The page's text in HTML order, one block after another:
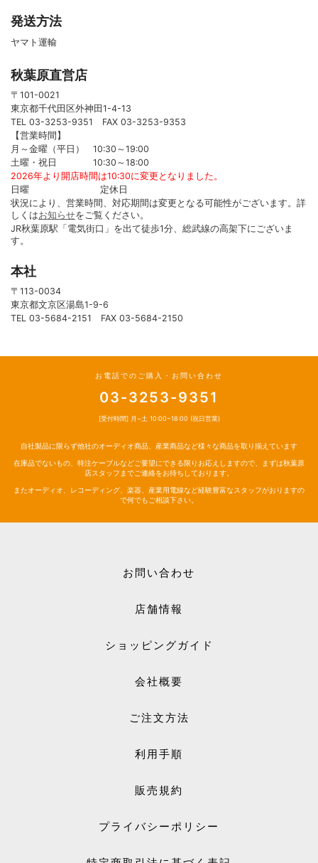
発送方法
ヤマト運輸
秋葉原直営店
〒101-0021
東京都千代田区外神田1-4-13
TEL 03-3253-9351 FAX 03-3253-9353
【営業時間】
月～金曜（平日） 10:30～19:00
土曜・祝日 10:30～18:00
2026年より開店時間は10:30に変更となりました。
日曜 定休日
状況により、営業時間、対応期間は変更となる可能性がございます。詳
しくはお知らせをご覧ください。
JR秋葉原駅「電気街口」を出て徒歩1分、総武線の高架下にございま
す。
本社
〒113-0034
東京都文京区湯島1-9-6
TEL 03-5684-2151 FAX 03-5684-2150
お電話でのご購入・お問い合わせ
03-3253-9351
[受付時間] 月~土 10:00~18:00 (祝日営業)
自社製品に限らず他社のオーディオ商品、産業商品など様々な商品を取り揃えています
在庫品でないもの、特注ケーブルなどご要望にできる限りお応えしますので、まずは秋葉原
店スタッフまでご連絡をお待ちしております。
またオーディオ、レコーディング、楽器、産業用電線など経験豊富なスタッフがおりますの
で何でもご相談下さい。
お問い合わせ
店舗情報
ショッピングガイド
会社概要
ご注文方法
利用手順
販売規約
プライバシーポリシー